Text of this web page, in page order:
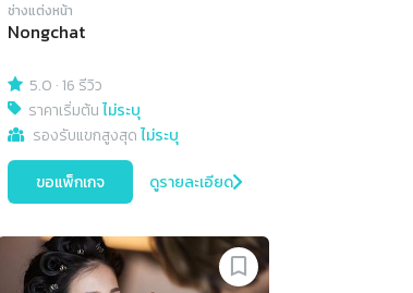
ช่างแต่งหน้า
Nongchat
5.0 ·16 รีวิว
ราคาเริ่มต้นไม่ระบุ
รองรับแขกสูงสุดไม่ระบุ
ขอแพ็กเกจ ดูรายละเอียด